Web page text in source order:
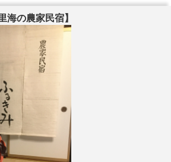
海の農家民宿】